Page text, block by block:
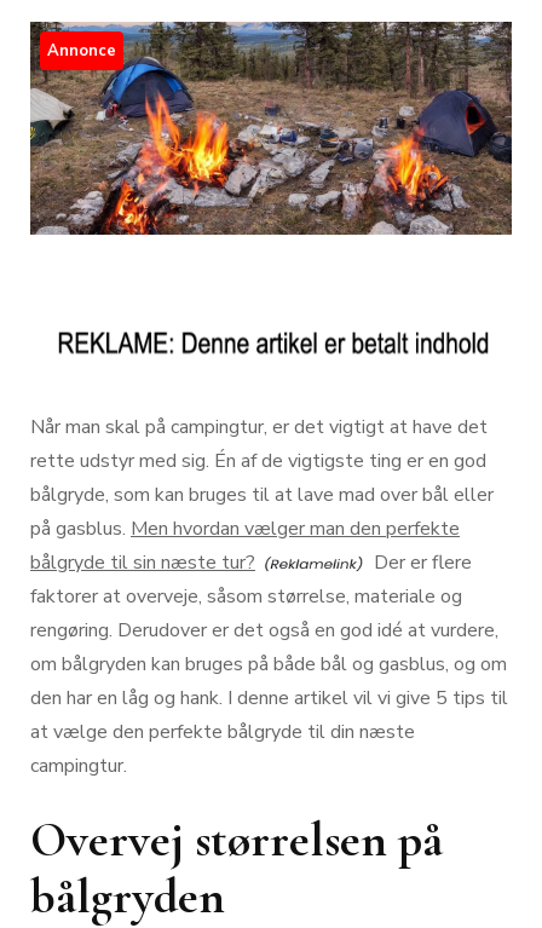
Annonce
Når man skal på campingtur, er det vigtigt at have det
rette udstyr med sig. Én af de vigtigste ting er en god
bålgryde, som kan bruges til at lave mad over bål eller
på gasblus. Men hvordan vælger man den perfekte
bålgryde til sin næste tur?
Der er flere
faktorer at overveje, såsom størrelse, materiale og
rengøring. Derudover er det også en god idé at vurdere,
om bålgryden kan bruges på både bål og gasblus, og om
den har en låg og hank. I denne artikel vil vi give 5 tips til
at vælge den perfekte bålgryde til din næste
campingtur.
Overvej størrelsen på
bålgryden